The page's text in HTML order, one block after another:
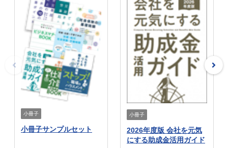
小冊子
小冊子サンプルセット
小冊子
2026年度版 会社を元気
にする助成金活用ガイド